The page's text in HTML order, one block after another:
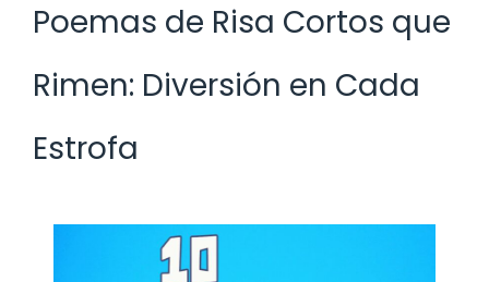
Poemas de Risa Cortos que
Rimen: Diversión en Cada
Estrofa